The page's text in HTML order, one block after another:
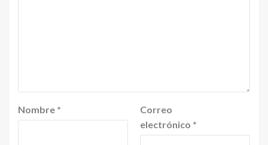
Nombre *
Correo
electrónico *